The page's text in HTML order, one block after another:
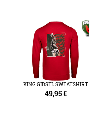
KING GIDSEL SWEATSHIRT
49,95€